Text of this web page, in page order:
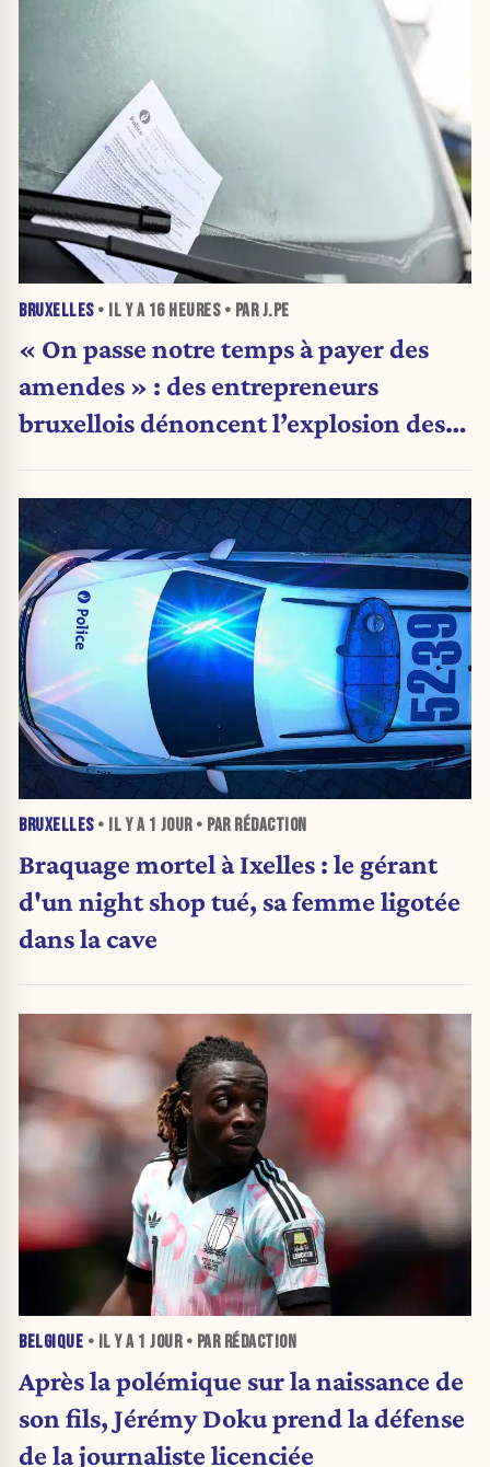
BRUXELLES• IL Y A 16 HEURES• PAR J.PE
« On passe notre temps à payer des
amendes » : des entrepreneurs
bruxellois dénoncent l’explosion des
BRUXELLES• IL Y A 1 JOUR• PAR RÉDACTION
Braquage mortel à Ixelles : le gérant
d'un night shop tué, sa femme ligotée
dans la cave
BELGIQUE • IL Y A 1 JOUR• PAR RÉDACTION
Après la polémique sur la naissance de
son fils, Jérémy Doku prend la défense
de la journaliste licenciée